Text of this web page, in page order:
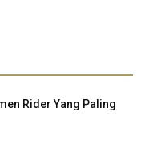
Rider Yang Paling